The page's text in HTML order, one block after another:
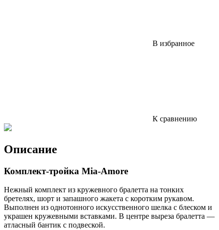
В избранное
К сравнению
Описание
Комплект-тройка Mia-Amore
Нежный комплект из кружевного бралетта на тонких
бретелях, шорт и запашного жакета с коротким рукавом.
Выполнен из однотонного искусственного шелка с блеском и
украшен кружевными вставками. В центре выреза бралетта —
атласный бантик с подвеской.